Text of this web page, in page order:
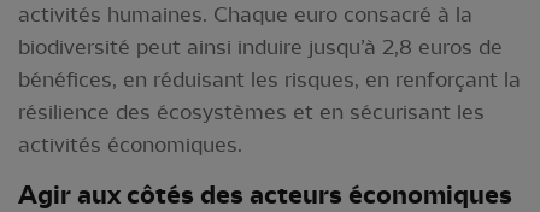
activités humaines. Chaque euro consacré à la
biodiversité peut ainsi induire jusqu’à 2,8 euros de
bénéfices, en réduisant les risques, en renforçant la
résilience des écosystèmes et en sécurisant les
activités économiques.
Agir aux côtés des acteurs économiques